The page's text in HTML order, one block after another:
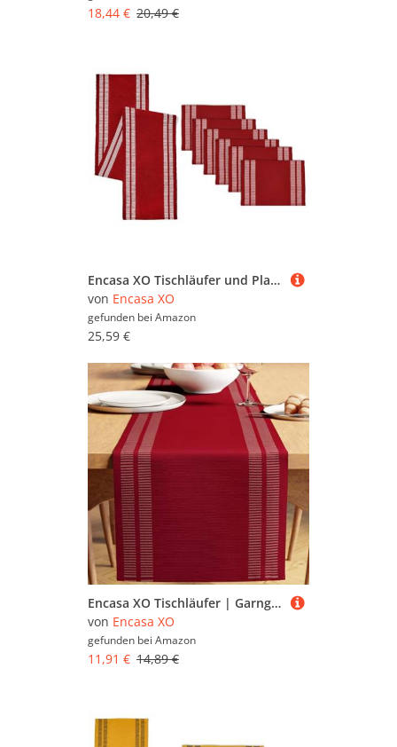
18,44 € 20,49 €
Encasa XO Tischläufer und Platzset Set 6 | Feingerippte Baumwolle | Leiter Rot | 1 Tischläufer Größe 32x183 cm & Jede Tischmatte Größe 48x32 cm
von Encasa XO
gefunden bei Amazon
25,59 €
Encasa XO Tischläufer | Garngefärbte Feinripp-Baumwolle | Größe 32x137 cm | Leiter Rot | Maschinenwaschbar
von Encasa XO
gefunden bei Amazon
11,91 € 14,89 €